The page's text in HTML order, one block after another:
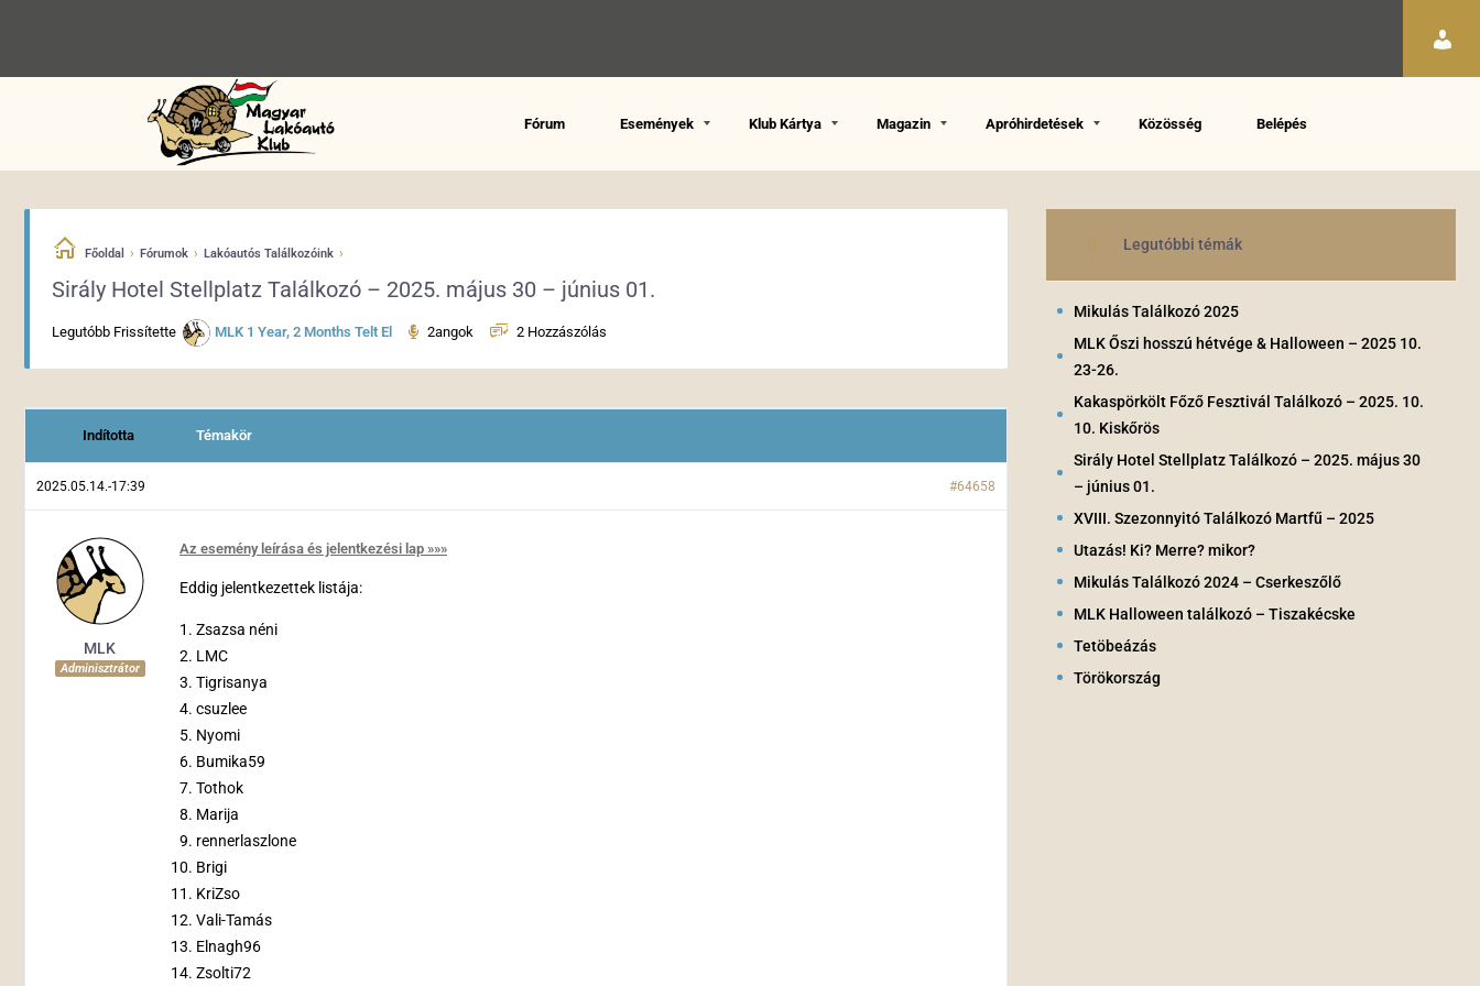
Fórum Események Klub Kártya Magazin Apróhirdetések Közösség Belépés
Főoldal › Fórumok › Lakóautós Találkozóink ›
Sirály Hotel Stellplatz Találkozó – 2025. május 30 – június 01.
Legutóbb Frissítette MLK 1 Year, 2 Months Telt El 2angok 2 Hozzászólás
Indította Témakör
2025.05.14.-17:39 #64658
MLK
Adminisztrátor
Az esemény leírása és jelentkezési lap »»»
Eddig jelentkezettek listája:
Zsazsa néni
LMC
Tigrisanya
csuzlee
Nyomi
Bumika59
Tothok
Marija
rennerlaszlone
Brigi
KriZso
Vali-Tamás
Elnagh96
Zsolti72
Legutóbbi témák
Mikulás Találkozó 2025
MLK Őszi hosszú hétvége & Halloween – 2025 10.
23-26.
Kakaspörkölt Főző Fesztivál Találkozó – 2025. 10.
10. Kiskőrös
Sirály Hotel Stellplatz Találkozó – 2025. május 30
– június 01.
XVIII. Szezonnyitó Találkozó Martfű – 2025
Utazás! Ki? Merre? mikor?
Mikulás Találkozó 2024 – Cserkeszőlő
MLK Halloween találkozó – Tiszakécske
Tetöbeázás
Törökország